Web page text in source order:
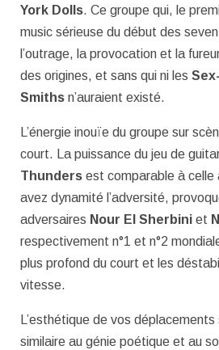
York Dolls. Ce groupe qui, le
music sérieuse du début des
l’outrage, la provocation et la fureur
des origines, et sans qui ni les
Smiths n’auraient existé.
L’énergie inouïe du groupe sur
court. La puissance du jeu de
Thunders est comparable à celle
avez dynamité l’adversité,
adversaires Nour El Sherbini et
respectivement n°1 et n°2
plus profond du court et les
vitesse.
L’esthétique de vos
similaire au génie poétique et au